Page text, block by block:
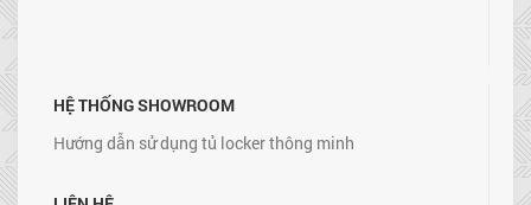
HỆ THỐNG SHOWROOM
Hướng dẫn sử dụng tủ locker thông minh